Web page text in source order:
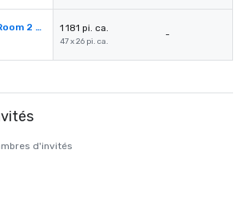
Meeting Room 2 & 3 1 181 pi. ca.
47 x 26 pi. ca.
-
d'invités